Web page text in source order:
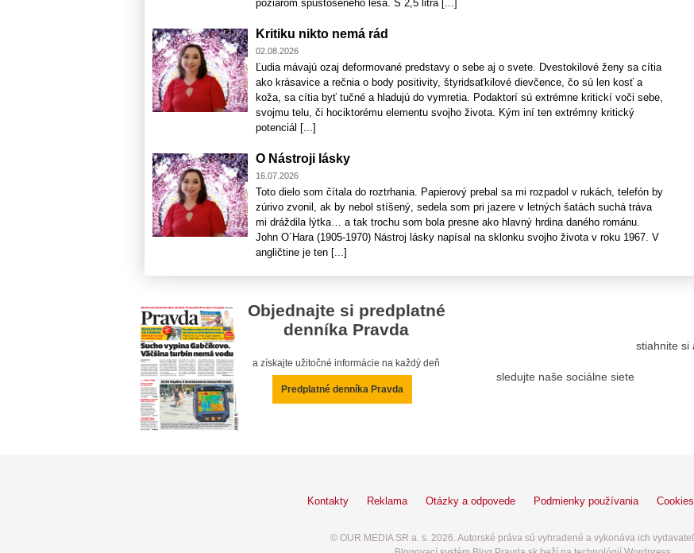
požiarom spustošeného lesa. S 2,5 litra [...]
Kritiku nikto nemá rád
02.08.2026
Ľudia mávajú ozaj deformované predstavy o sebe aj o svete. Dvestokilové ženy sa cítia
ako krásavice a rečnia o body positivity, štyridsaťkilové dievčence, čo sú len kosť a
koža, sa cítia byť tučné a hladujú do vymretia. Podaktorí sú extrémne kritickí voči sebe,
svojmu telu, či hociktorému elementu svojho života. Kým iní ten extrémny kritický
potenciál [...]
O Nástroji lásky
16.07.2026
Toto dielo som čítala do roztrhania. Papierový prebal sa mi rozpadol v rukách, telefón by
zúrivo zvonil, ak by nebol stíšený, sedela som pri jazere v letných šatách suchá tráva
mi dráždila lýtka… a tak trochu som bola presne ako hlavný hrdina daného románu.
John O´Hara (1905-1970) Nástroj lásky napísal na sklonku svojho života v roku 1967. V
angličtine je ten [...]
Objednajte si predplatné
denníka Pravda
a získajte užitočné informácie na každý deň
Predplatné denníka Pravda
sledujte naše sociálne siete
stiahnite si
Kontakty Reklama Otázky a odpovede Podmienky používania Cookies
© OUR MEDIA SR a. s. 2026. Autorské práva sú vyhradené a vykonáva ich